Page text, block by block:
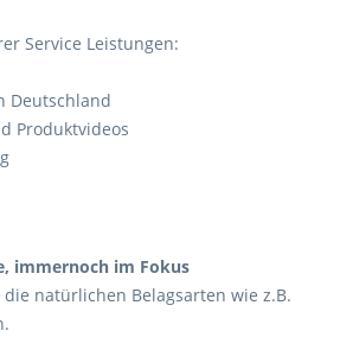
Service Leistungen:
Deutschland
Produktvideos
immernoch im Fokus
natürlichen Belagsarten wie z.B.